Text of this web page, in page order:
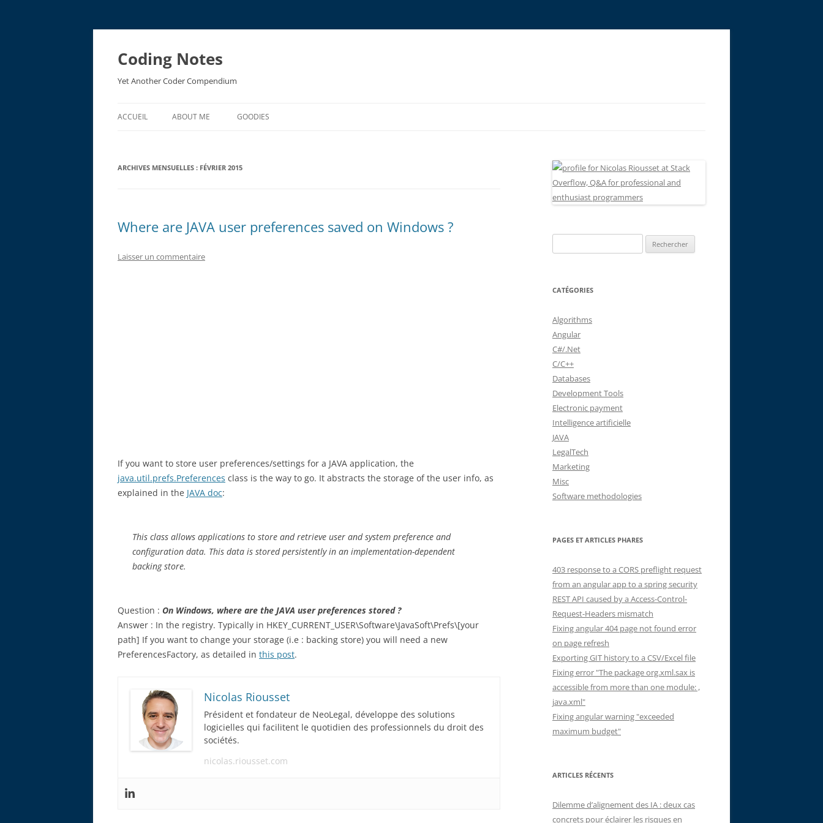
Aller
contenu
Coding Notes
Yet Another Coder Compendium
ACCUEIL ABOUT ME GOODIES
ARCHIVES MENSUELLES : FÉVRIER 2015
Where are JAVA user preferences saved on Windows ?
Laisser un commentaire
If you want to store user preferences/settings for a JAVA application, the
java.util.prefs.Preferences class is the way to go. It abstracts the storage of the user info, as
explained in the JAVA doc:
This class allows applications to store and retrieve user and system preference and
configuration data. This data is stored persistently in an implementation-dependent
backing store.
Question : On Windows, where are the JAVA user preferences stored ?
Answer : In the registry. Typically in HKEY_CURRENT_USER\Software\JavaSoft\Prefs\[your
path] If you want to change your storage (i.e : backing store) you will need a new
PreferencesFactory, as detailed in this post.
Nicolas Riousset
Président et fondateur de NeoLegal, développe des solutions
logicielles qui facilitent le quotidien des professionnels du droit des
sociétés.
nicolas.riousset.com
CATÉGORIES
Algorithms
Angular
C#/.Net
C/C++
Databases
Development Tools
Electronic payment
Intelligence artificielle
JAVA
LegalTech
Marketing
Misc
Software methodologies
PAGES ET ARTICLES PHARES
403 response to a CORS preflight request
from an angular app to a spring security
REST API caused by a Access-Control-
Request-Headers mismatch
Fixing angular 404 page not found error
on page refresh
Exporting GIT history to a CSV/Excel file
Fixing error "The package org.xml.sax is
accessible from more than one module: ,
java.xml"
Fixing angular warning "exceeded
maximum budget"
ARTICLES RÉCENTS
Dilemme d’alignement des IA : deux cas
concrets pour éclairer les risques en